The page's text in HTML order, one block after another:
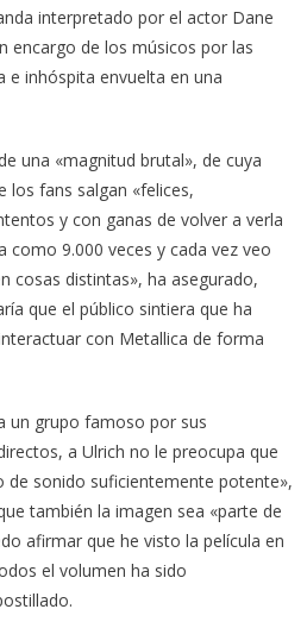
interpretado por el actor Dane
encargo de los músicos por las
e inhóspita envuelta en una
una «magnitud brutal», de cuya
los fans salgan «felices,
y con ganas de volver a verla
como 9.000 veces y cada vez veo
cosas distintas», ha asegurado,
que el público sintiera que ha
con Metallica de forma
un grupo famoso por sus
a Ulrich no le preocupa que
de sonido suficientemente potente»,
también la imagen sea «parte de
afirmar que he visto la película en
el volumen ha sido